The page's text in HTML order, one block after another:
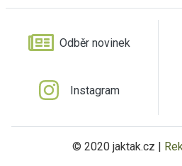
Odběr novinek
Instagram
© 2020 jaktak.cz |